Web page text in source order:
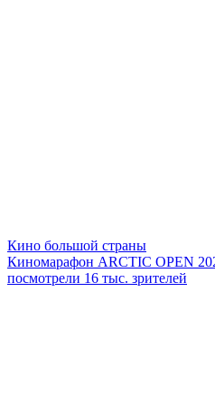
Кино большой страны
Киномарафон ARCTIC OPEN
посмотрели 16 тыс. зрителей